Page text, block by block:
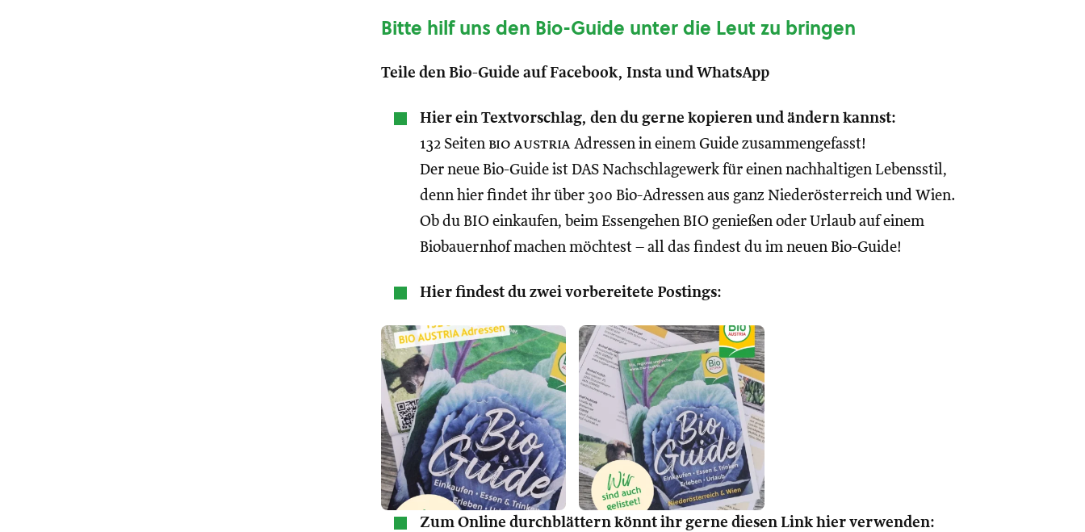
Bitte hilf uns den Bio-Guide unter die Leut zu bringen
Teile den Bio-Guide auf Facebook, Insta und WhatsApp
Hier ein Textvorschlag, den du gerne kopieren und ändern kannst:
132 Seiten bio austria Adressen in einem Guide zusammengefasst!
Der neue Bio-Guide ist DAS Nachschlagewerk für einen nachhaltigen Lebensstil,
denn hier findet ihr über 300 Bio-Adressen aus ganz Niederösterreich und Wien.
Ob du BIO einkaufen, beim Essengehen BIO genießen oder Urlaub auf einem
Biobauernhof machen möchtest – all das findest du im neuen Bio-Guide!
Hier findest du zwei vorbereitete Postings:
Zum Online durchblättern könnt ihr gerne diesen Link hier verwenden: